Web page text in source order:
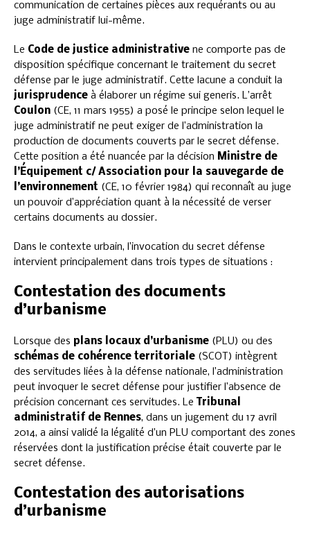
communication de certaines pièces aux requérants ou au
juge administratif lui-même.
Le Code de justice administrative ne comporte pas de
disposition spécifique concernant le traitement du secret
défense par le juge administratif. Cette lacune a conduit la
jurisprudence à élaborer un régime sui generis. L’arrêt
Coulon (CE, 11 mars 1955) a posé le principe selon lequel le
juge administratif ne peut exiger de l’administration la
production de documents couverts par le secret défense.
Cette position a été nuancée par la décision Ministre de
l’Équipement c/ Association pour la sauvegarde de
l’environnement (CE, 10 février 1984) qui reconnaît au juge
un pouvoir d’appréciation quant à la nécessité de verser
certains documents au dossier.
Dans le contexte urbain, l’invocation du secret défense
intervient principalement dans trois types de situations :
Contestation des documents
d’urbanisme
Lorsque des plans locaux d’urbanisme (PLU) ou des
schémas de cohérence territoriale (SCOT) intègrent
des servitudes liées à la défense nationale, l’administration
peut invoquer le secret défense pour justifier l’absence de
précision concernant ces servitudes. Le
Tribunal
administratif de Rennes, dans un jugement du 17 avril
2014, a ainsi validé la légalité d’un PLU comportant des zones
réservées dont la justification précise était couverte par le
secret défense.
Contestation des autorisations
d’urbanisme